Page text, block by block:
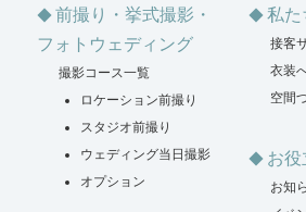
前撮り・挙式撮影・
フォトウェディング
撮影コース一覧
ロケーション前撮り
スタジオ前撮り
ウェディング当日撮影
オプション
私た
接客
衣装
空間
お役
お知